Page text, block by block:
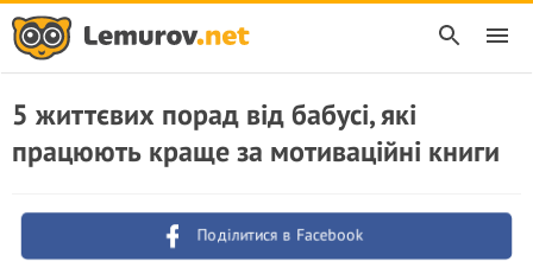
5 життєвих порад від бабусі, які
працюють краще за мотиваційні книги
Поділитися в Facebook